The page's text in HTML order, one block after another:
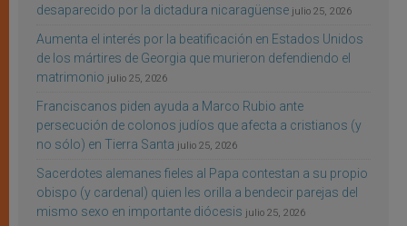
desaparecido por la dictadura nicaragüense julio 25, 2026
Aumenta el interés por la beatificación en Estados Unidos
de los mártires de Georgia que murieron defendiendo el
matrimonio julio 25, 2026
Franciscanos piden ayuda a Marco Rubio ante
persecución de colonos judíos que afecta a cristianos (y
no sólo) en Tierra Santa julio 25, 2026
Sacerdotes alemanes fieles al Papa contestan a su propio
obispo (y cardenal) quien les orilla a bendecir parejas del
mismo sexo en importante diócesis julio 25, 2026